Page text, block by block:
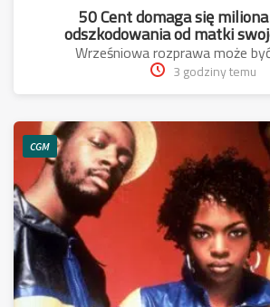
50 Cent domaga się
odszkodowania od matki
Wrześniowa rozprawa może
3 godziny temu
CGM